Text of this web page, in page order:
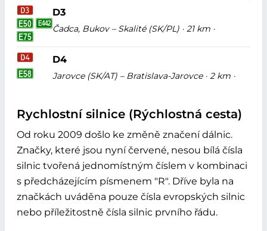
D3
Čadca, Bukov – Skalité (SK/PL) · 21 km ·
D4
Jarovce (SK/AT) – Bratislava-Jarovce · 2 km ·
Rychlostní silnice (Rýchlostná cesta)
Od roku 2009 došlo ke změně značení dálnic.
Značky, které jsou nyní červené, nesou bílá čísla
silnic tvořená jednomístným číslem v kombinaci
s předcházejícím písmenem "R". Dříve byla na
značkách uváděna pouze čísla evropských silnic
nebo příležitostně čísla silnic prvního řádu.